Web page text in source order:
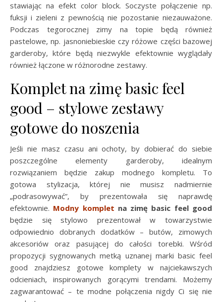
stawiając na efekt color block. Soczyste połączenie np.
fuksji i zieleni z pewnością nie pozostanie niezauważone.
Podczas tegorocznej zimy na topie będą również
pastelowe, np. jasnoniebieskie czy różowe części bazowej
garderoby, które będą niezwykle efektownie wyglądały
również łączone w różnorodne zestawy.
Komplet na zimę basic feel
good – stylowe zestawy
gotowe do noszenia
Jeśli nie masz czasu ani ochoty, by dobierać do siebie
poszczególne elementy garderoby, idealnym
rozwiązaniem będzie zakup modnego kompletu. To
gotowa stylizacja, której nie musisz nadmiernie
„podrasowywać”, by prezentowała się naprawdę
efektownie. Modny komplet na zimę basic feel good
będzie się stylowo prezentował w towarzystwie
odpowiednio dobranych dodatków – butów, zimowych
akcesoriów oraz pasującej do całości torebki. Wśród
propozycji sygnowanych metką uznanej marki basic feel
good znajdziesz gotowe komplety w najciekawszych
odcieniach, inspirowanych gorącymi trendami. Możemy
zagwarantować – te modne połączenia nigdy Ci się nie